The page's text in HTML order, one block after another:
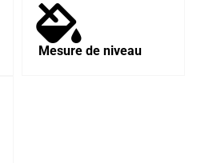
Mesure de niveau